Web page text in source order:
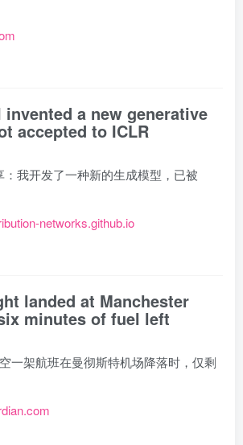
invented a new generative
accepted to ICLR
：我开发了一种新的生成模型，已被
networks.github.io
landed at Manchester
minutes of fuel left
一架航班在曼彻斯特机场降落时，仅剩